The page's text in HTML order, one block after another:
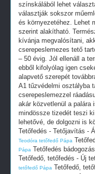
színskálából lehet
választják sokszor
és környezetéhez. Lehet
szerint alakítható.
kívánja megvalósítani,
cserepeslemezes tető
– 50 évig. Jól ellenáll a
ebből kifolyólag igen
alapvető szerepét
A1 tűzvédelmi osztályba
cserepeslemezzel
akár közvetlenül a palára
mindössze tizedét teszi
lehetővé, de dolgozni is
Tetőfedés - Tetőjavítás -
Teodóra tetőfedő Pápa
Pápa Tetőfedés
Tetőfedő, tetőfedés - Új
tetőfedő Pápa Tetőfedő,